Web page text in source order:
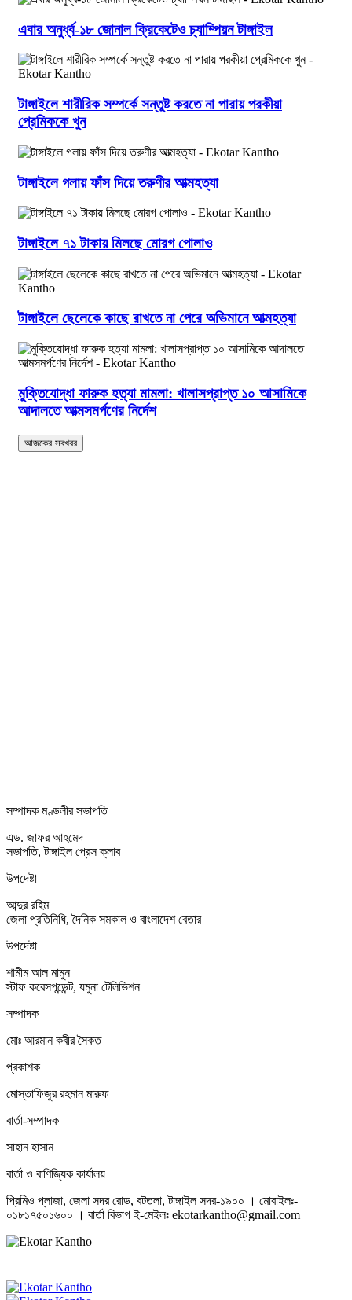
এবার অনুর্ধ্ব-১৮ জোনাল ক্রিকেটেও চ্যাম্পিয়ন টাঙ্গাইল
টাঙ্গাইলে শারীরিক সম্পর্কে সন্তুষ্ট করতে না পারায় পরকীয়া
প্রেমিককে খুন
টাঙ্গাইলে গলায় ফাঁস দিয়ে তরুণীর আত্মহত্যা
টাঙ্গাইলে ৭১ টাকায় মিলছে মোরগ পোলাও
টাঙ্গাইলে ছেলেকে কাছে রাখতে না পেরে অভিমানে আত্মহত্যা
মুক্তিযোদ্ধা ফারুক হত্যা মামলা: খালাসপ্রাপ্ত ১০ আসামিকে
আদালতে আত্মসমর্পণের নির্দেশ
সম্পাদক মণ্ডলীর সভাপতি
এড. জাফর আহমেদ
সভাপতি, টাঙ্গাইল প্রেস ক্লাব
উপদেষ্টা
আব্দুর রহিম
জেলা প্রতিনিধি, দৈনিক সমকাল ও বাংলাদেশ বেতার
উপদেষ্টা
শামীম আল মামুন
স্টাফ করেসপন্ডেন্ট, যমুনা টেলিভিশন
সম্পাদক
মোঃ আরমান কবীর সৈকত
প্রকাশক
মোস্তাফিজুর রহমান মারুফ
বার্তা-সম্পাদক
সাহান হাসান
বার্তা ও বাণিজ্যিক কার্যালয়
প্রিমিও প্লাজা, জেলা সদর রোড, বটতলা, টাঙ্গাইল সদর-১৯০০ । মোবাইলঃ-
০১৮১৭৫০১৬০০ । বার্তা বিভাগ ই-মেইলঃ ekotarkantho@gmail.com